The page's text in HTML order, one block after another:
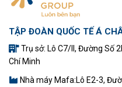
TẬP ĐOÀN QUỐC TẾ Á
Trụ sở: Lô C7/II, Đường Số
Chí Minh
Nhà máy Mafa:Lô E2-3,